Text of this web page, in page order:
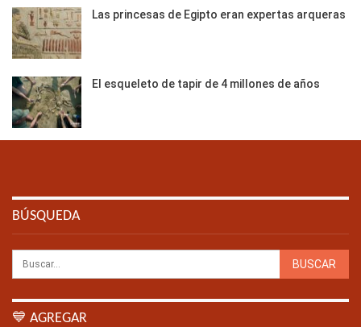
Las princesas de Egipto eran expertas arqueras
El esqueleto de tapir de 4 millones de años
BÚSQUEDA
💙 AGREGAR